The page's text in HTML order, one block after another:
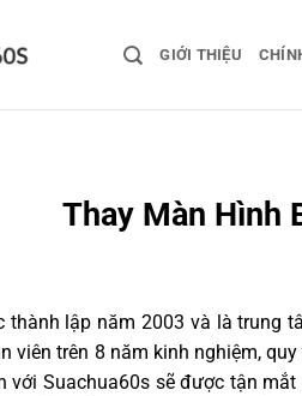
GIỚI THIỆU
Thay Màn Hình
thành lập năm 2003 và là trung
viên trên 8 năm kinh nghiệm,
với Suachua60s sẽ được tận